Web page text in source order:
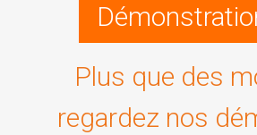
Plus que des
regardez nos